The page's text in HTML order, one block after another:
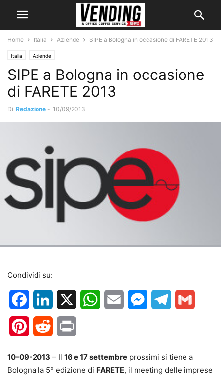
Home Italia Aziende SIPE a Bologna in occasione di FARETE 2013
Italia Aziende
SIPE a Bologna in occasione
di FARETE 2013
Di Redazione - 10/09/2013
Condividi su:
FacebookLinkedIn WhatsApp
Email MessengerTelegram
PinterestReddit
10-09-2013 – Il 16 e 17 settembre prossimi si tiene a
Bologna la 5° edizione di FARETE, il meeting delle imprese